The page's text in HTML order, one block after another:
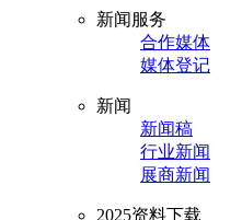
新闻服务
合作媒体
媒体登记
新闻
新闻稿
行业新闻
展商新闻
2025资料下载